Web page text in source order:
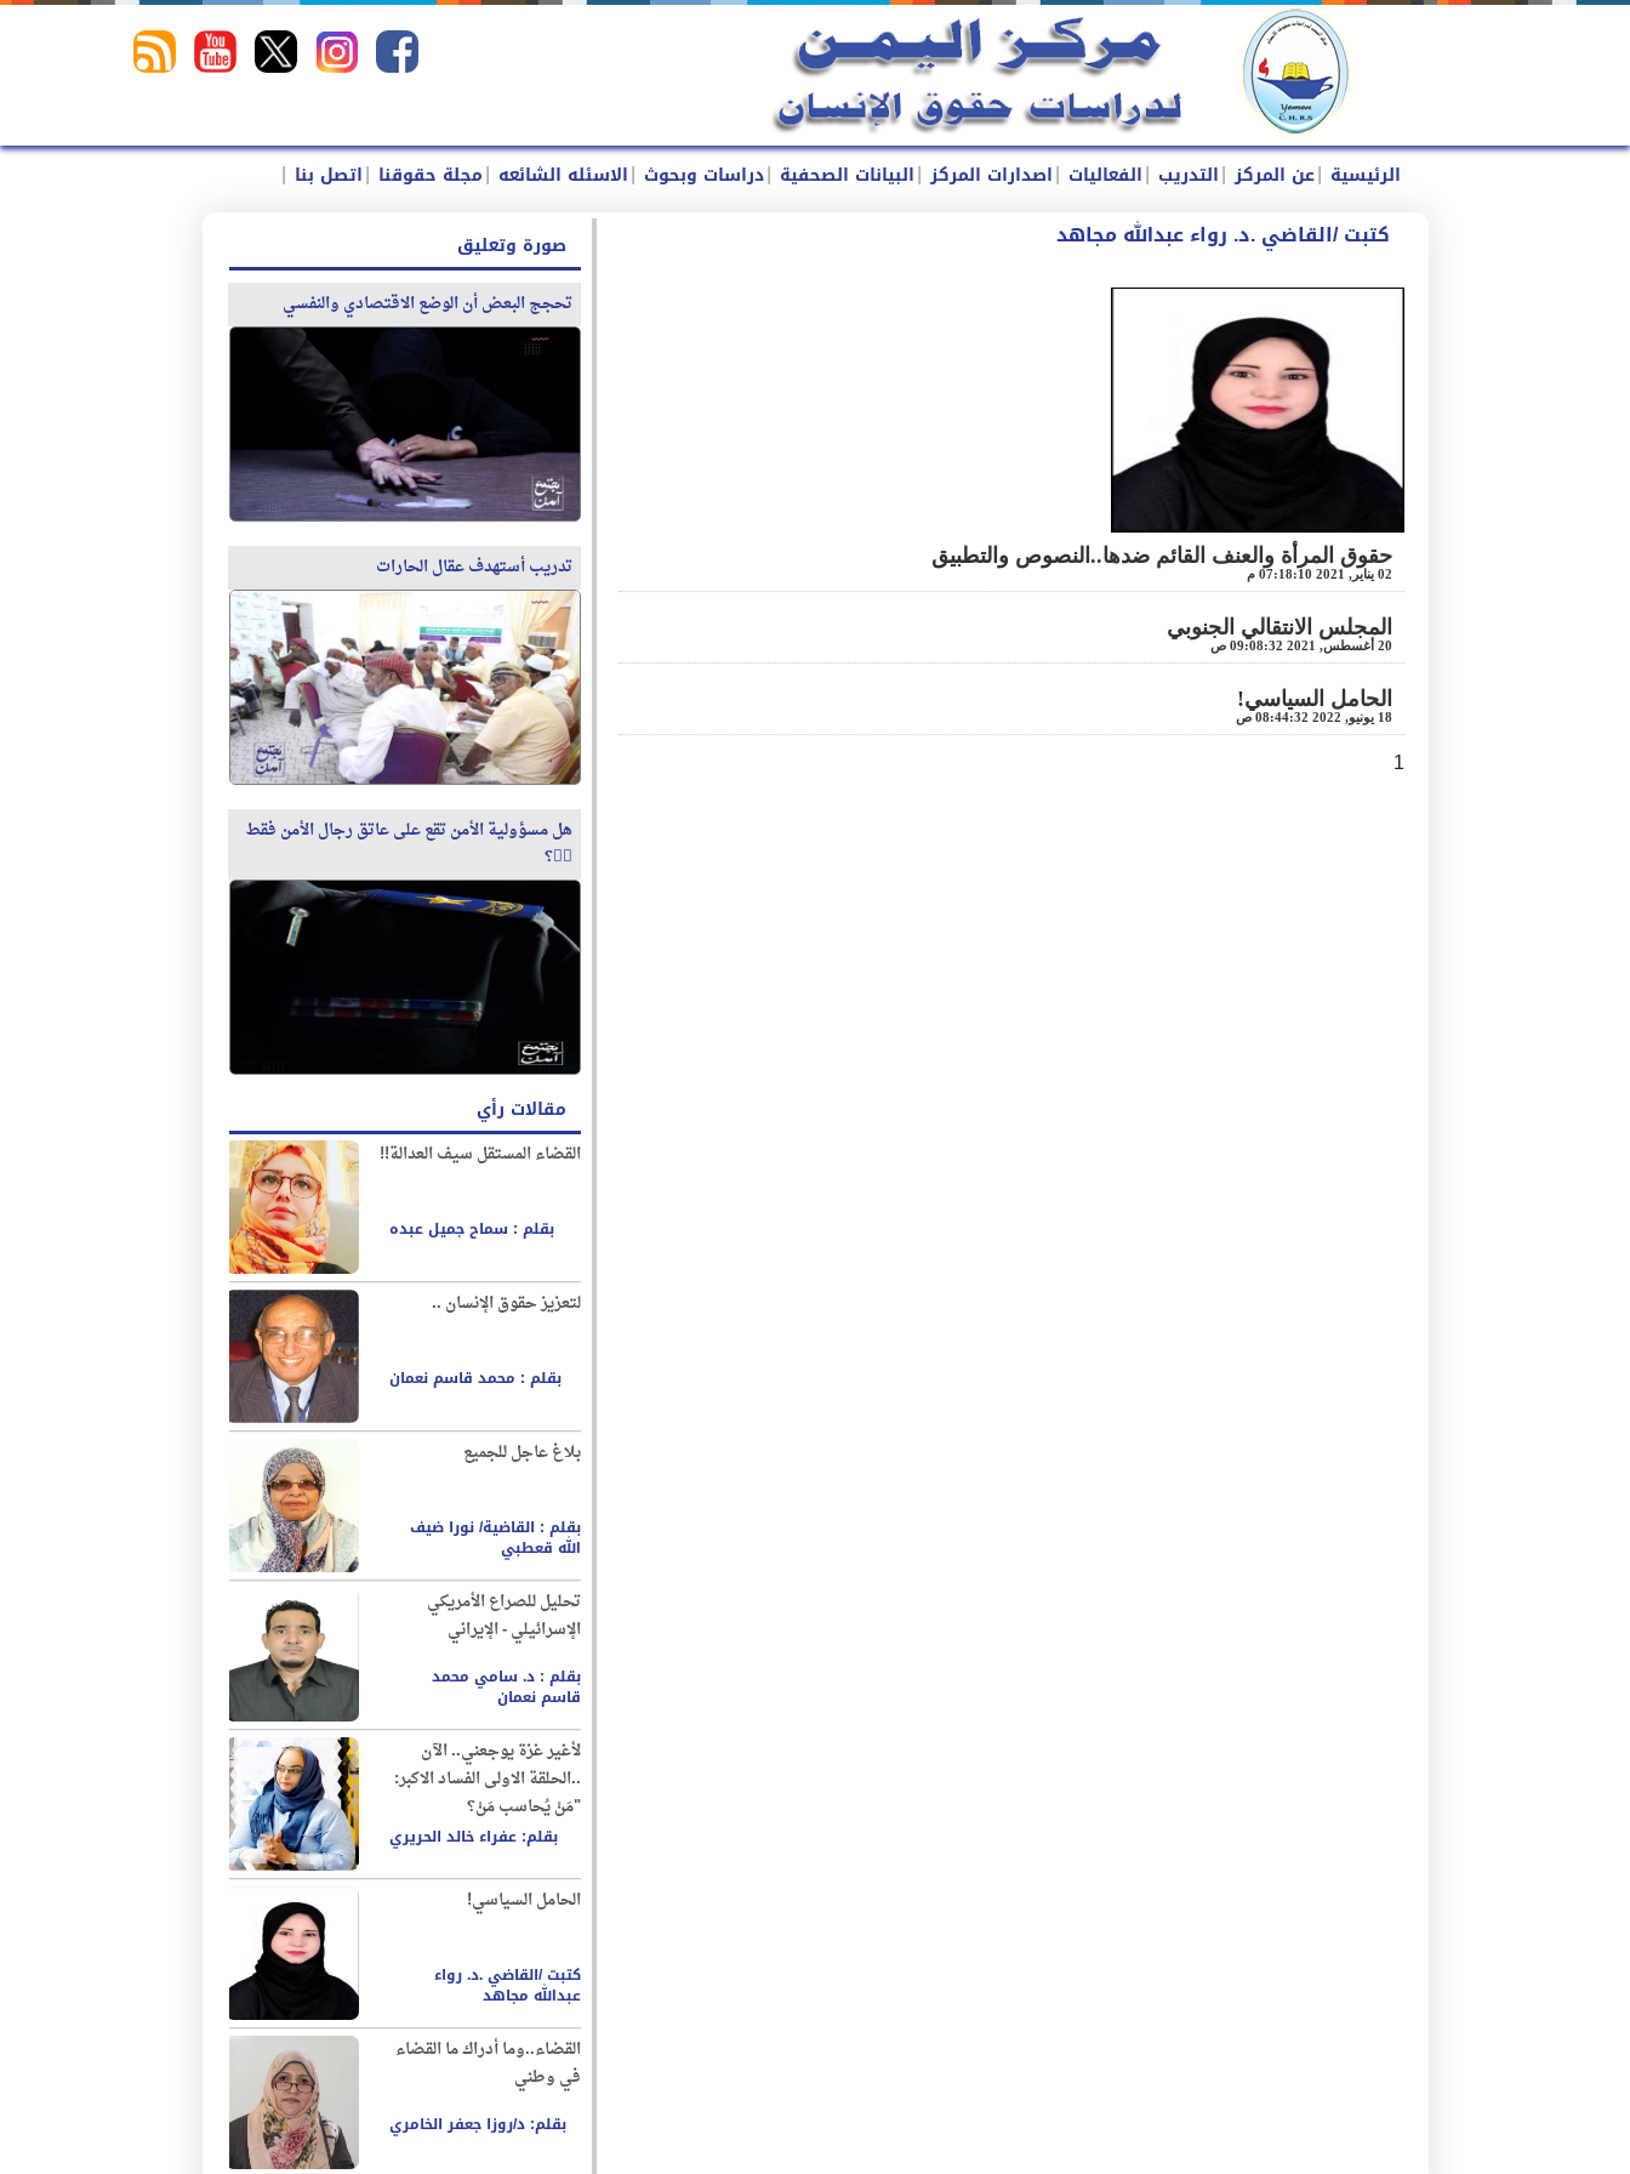
الرئيسية |عن المركز |التدريب |الفعاليات |اصدارات المركز |البيانات الصحفية |دراسات وبحوث |الاسئله الشائعه |مجلة حقوقنا |اتصل بنا |
صورة وتعليق
تحجج البعض أن الوضع الاقتصادي والنفسي
تدريب أستهدف عقال الحارات
هل مسؤولية الأمن تقع على عاتق رجال الأمن فقط
👮‍♂️؟
مقالات رأي
القضاء المستقل سيف العدالة!!
بقلم : سماح جميل عبده
لتعزيز حقوق الإنسان ..
بقلم : محمد قاسم نعمان
بلاغ عاجل للجميع
بقلم : القاضية/ نورا ضيف
الله قعطبي
تحليل للصراع الأمريكي
الإسرائيلي - الإيراني
بقلم : د. سامي محمد
قاسم نعمان
لأغير غزة يوجعني.. الآن
..الحلقة الاولى الفساد الاكبر:
"مَنْ يُحاسب مَنْ؟
بقلم: عفراء خالد الحريري
الحامل السياسي!
كتبت /القاضي .د. رواء
عبدالله مجاهد
القضاء..وما أدراك ما القضاء
في وطني
بقلم: د/روزا جعفر الخامري
كتبت /القاضي .د. رواء عبدالله مجاهد
حقوق المرأة والعنف القائم ضدها..النصوص والتطبيق
02 يناير, 2021 07:18:10 م
المجلس الانتقالي الجنوبي
20 أغسطس, 2021 09:08:32 ص
الحامل السياسي!
18 يونيو, 2022 08:44:32 ص
1